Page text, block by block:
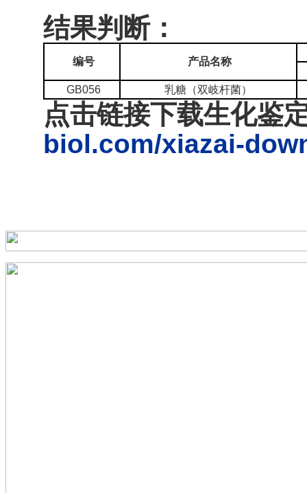
结果判断：
编号 产品名称
GB056 乳糖（双岐杆菌）
点击链接下载生化鉴
biol.com/xiazai-